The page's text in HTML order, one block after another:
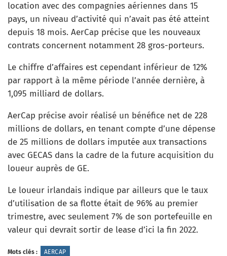
location avec des compagnies aériennes dans 15
pays, un niveau d’activité qui n’avait pas été atteint
depuis 18 mois. AerCap précise que les nouveaux
contrats concernent notamment 28 gros-porteurs.
Le chiffre d’affaires est cependant inférieur de 12%
par rapport à la même période l’année dernière, à
1,095 milliard de dollars.
AerCap précise avoir réalisé un bénéfice net de 228
millions de dollars, en tenant compte d’une dépense
de 25 millions de dollars imputée aux transactions
avec GECAS dans la cadre de la future acquisition du
loueur auprès de GE.
Le loueur irlandais indique par ailleurs que le taux
d’utilisation de sa flotte était de 96% au premier
trimestre, avec seulement 7% de son portefeuille en
valeur qui devrait sortir de lease d’ici la fin 2022.
Mots clés : AERCAP